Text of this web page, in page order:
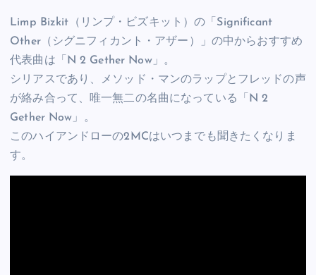
Limp Bizkit（リンプ・ビズキット）の「Significant
Other（シグニフィカント・アザー）」の中からおすすめ
代表曲は「N 2 Gether Now」。
シリアスであり、メソッド・マンのラップとフレッドの声
が絡み合って、唯一無二の名曲になっている「N 2
Gether Now」。
このハイアンドローの2MCはいつまでも聞きたくなりま
す。